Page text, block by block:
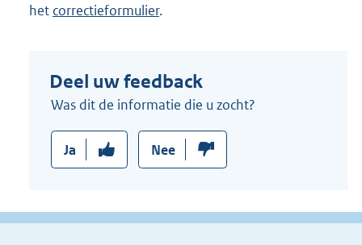
het correctieformulier.
Deel uw feedback
Was dit de informatie die u zocht?
Ja Nee